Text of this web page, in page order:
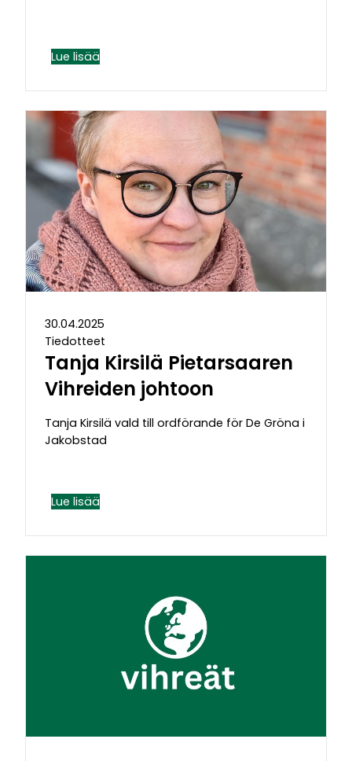
Lue lisää
30.04.2025
Tiedotteet
Tanja Kirsilä Pietarsaaren
Vihreiden johtoon
Tanja Kirsilä vald till ordförande för De Gröna i
Jakobstad
Lue lisää